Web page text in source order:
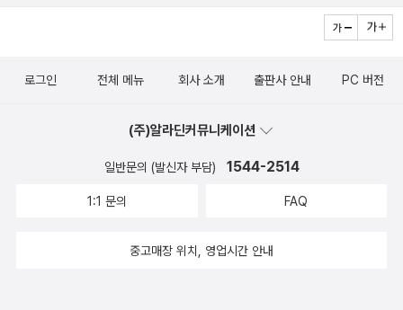
록 환대의 개념에 대해 폭넓게 제안하고 있다. 다만, 깊이 있는 내
고_동화같은_학교#신동으로키울게요#삼척_신동초등학교
지 모르기 때문. 그래서 이방인에 대한 우리의 감정은 이방인 개
별자로 인식하는 게 아니라 그의 출신과 배경에 기초한 '낯선
주의자, 근본주의자 등과 같은 추상화된 호칭으로 덮는다. 그리고
아브라함은 나그네를 환대하다가 하나님을 대접했다. 환대는 상
당히 어렵지만 그것은 호스트에게 깊은 축복을 경험케 해주고, 풍
며 반영한다. 그래서 환대는 신적인 것, 거룩한 것, 땅과 연관되어
로그인 전체 메뉴 회사 소개 출판사 안내 PC 버전
(주)알라딘커뮤니케이션
일반문의 (발신자 부담) 1544-2514
1:1 문의 FAQ
중고매장 위치, 영업시간 안내